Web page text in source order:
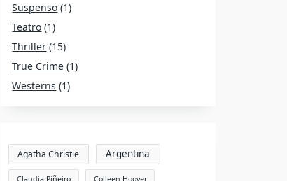
Suspenso (1)
Teatro (1)
Thriller (15)
True Crime (1)
Westerns (1)
Agatha Christie Argentina
Claudia Piñeiro Colleen Hoover